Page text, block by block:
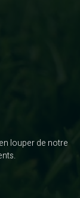
louper de notre